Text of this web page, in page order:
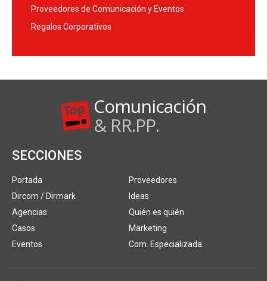
Proveedores de Comunicación y Eventos
Regalos Corporativos
Comunicación
& RR.PP.
SECCIONES
Portada
Dircom / Dirmark
Agencias
Casos
Eventos
Proveedores
Ideas
Quién es quién
Marketing
Com. Especializada